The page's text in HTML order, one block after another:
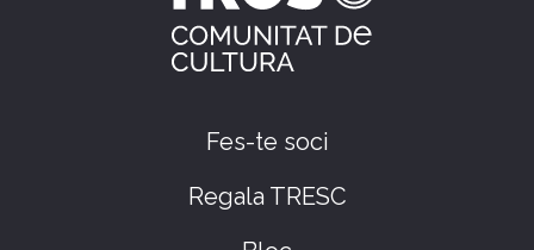
Fes-te soci
Regala TRESC